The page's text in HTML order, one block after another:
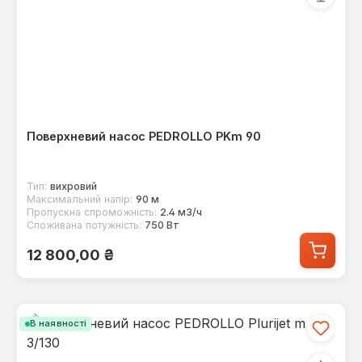
Поверхневий насос PEDROLLO PKm 90
Тип: вихровий
Максимальний напір: 90 м
Пропускна спроможність: 2.4 м3/ч
Споживана потужність: 750 Вт
Звичайна ціна:
12 800,00 ₴
В наявності